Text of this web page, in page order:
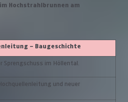
Hochstrahlbrunnen am
– Baugeschichte
Sprengschuss im Höllental.
und neuer